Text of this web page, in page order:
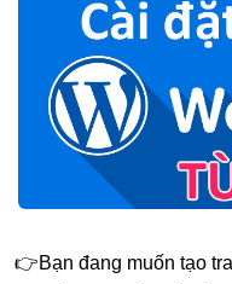
👉Bạn đang muốn tạo